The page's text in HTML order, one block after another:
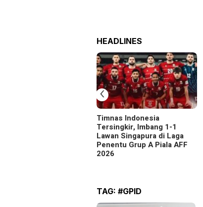
HEADLINES
Timnas Indonesia
Tersingkir, Imbang 1-1
Lawan Singapura di Laga
Penentu Grup A Piala AFF
2026
‹
TAG: #GPID